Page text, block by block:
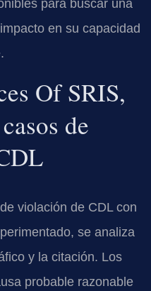
para buscar una
en su capacidad
Of SRIS,
de
violación de CDL con
se analiza
y la citación. Los
probable razonable